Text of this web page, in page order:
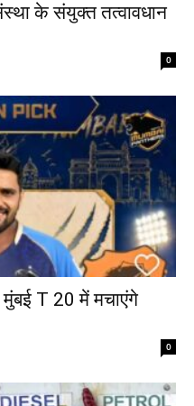
के संयुक्त तत्वावधान
0
मुंबई T 20 में मचाएंगे
0